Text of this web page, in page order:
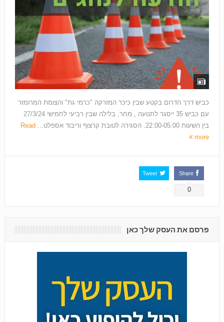
כביש דרך הדרום בקטע שבין כיכר המזרקה "כרמי גת" והצומת המרומזר
עם כביש 35 ייסגר לתנועה , מחר, בלילה שבין רביעי לחמישי 27/3/24
בין השעות 22:00-05:00. הסגירה לטובת קרצוף וריבוד אספלט...
Read
more
Share
0
Tweet
פרסם את העסק שלך כאן